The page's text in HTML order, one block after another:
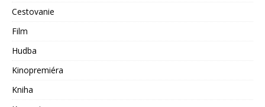
Cestovanie
Film
Hudba
Kinopremiéra
Kniha